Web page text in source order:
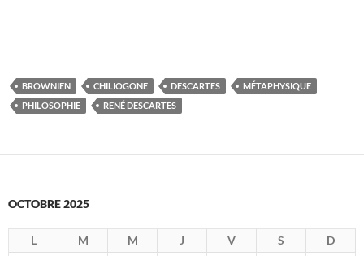
BROWNIEN CHILIOGONE DESCARTES
MÉTAPHYSIQUE
PHILOSOPHIE
RENÉ DESCARTES
OCTOBRE 2025
L M M J V S
D